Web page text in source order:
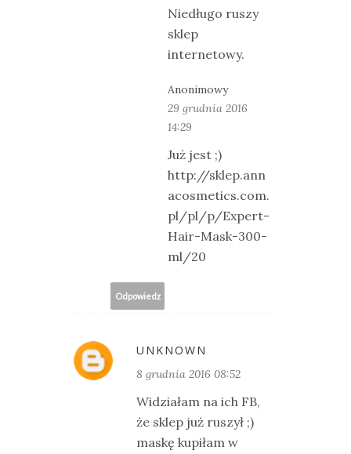
Niedługo ruszy
sklep
internetowy.
Anonimowy
29 grudnia 2016
14:29
Już jest ;)
http://sklep.ann
acosmetics.com.
pl/pl/p/Expert-
Hair-Mask-300-
ml/20
Odpowiedz
UNKNOWN
8 grudnia 2016 08:52
Widziałam na ich FB,
że sklep już ruszył ;)
maskę kupiłam w